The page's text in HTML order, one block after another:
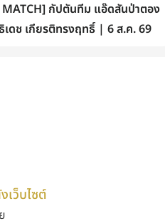
MATCH] กัปตันทีม แอ๊ดสันป่าตอง
เดช เกียรติทรงฤทธิ์ | 6 ส.ค. 69
เว็บไซต์